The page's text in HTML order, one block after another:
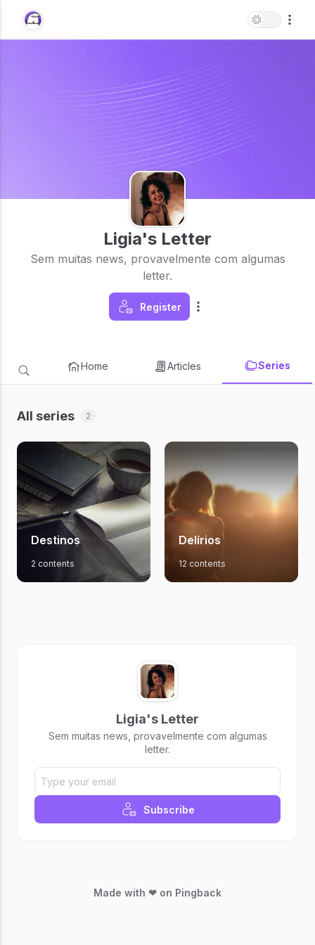
Ligia's Letter
Sem muitas news, provavelmente com algumas
letter.
Register
Home Articles Series
All series 2
Destinos
2 contents
Delírios
12 contents
Ligia's Letter
Sem muitas news, provavelmente com algumas
letter.
Subscribe
Made with ❤ on Pingback